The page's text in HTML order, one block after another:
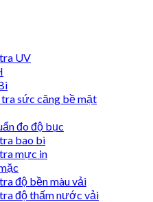
UV
sức căng bề mặt
đo độ bục
bao bì
mực in
độ bền màu vải
độ thấm nước vải